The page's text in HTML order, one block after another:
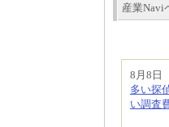
産業Navi
8月8日
多い探
い調査